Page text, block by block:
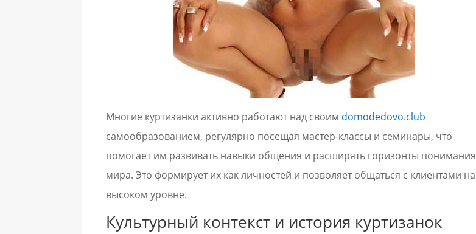
Многие куртизанки активно работают над своим domodedovo.club
самообразованием, регулярно посещая мастер-классы и семинары, что
помогает им развивать навыки общения и расширять горизонты понимания
мира. Это формирует их как личностей и позволяет общаться с клиентами на
высоком уровне.
Культурный контекст и история куртизанок